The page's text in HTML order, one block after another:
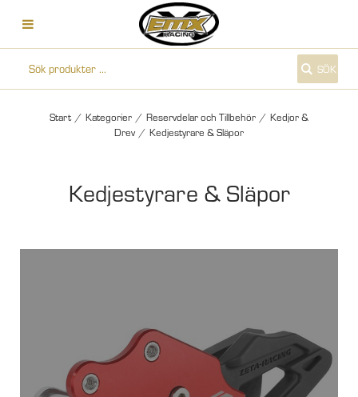
SÖK
Start / Kategorier / Reservdelar och Tillbehör / Kedjor &
Drev / Kedjestyrare & Släpor
Kedjestyrare & Släpor